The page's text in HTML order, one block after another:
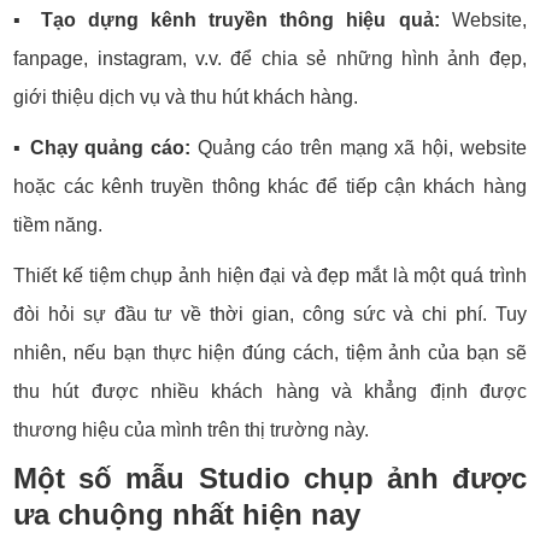
▪️ Tạo dựng kênh truyền thông hiệu quả: Website,
fanpage, instagram, v.v. để chia sẻ những hình ảnh đẹp,
giới thiệu dịch vụ và thu hút khách hàng.
▪️ Chạy quảng cáo: Quảng cáo trên mạng xã hội, website
hoặc các kênh truyền thông khác để tiếp cận khách hàng
tiềm năng.
Thiết kế tiệm chụp ảnh hiện đại và đẹp mắt là một quá trình
đòi hỏi sự đầu tư về thời gian, công sức và chi phí. Tuy
nhiên, nếu bạn thực hiện đúng cách, tiệm ảnh của bạn sẽ
thu hút được nhiều khách hàng và khẳng định được
thương hiệu của mình trên thị trường này.
Một số mẫu Studio chụp ảnh được
ưa chuộng nhất hiện nay